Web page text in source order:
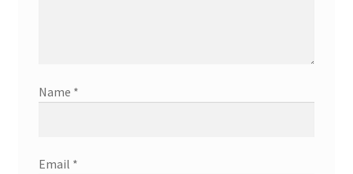
Name *
Email *